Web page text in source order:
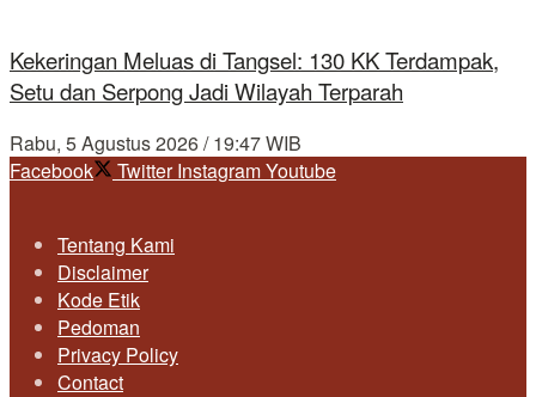
Kekeringan Meluas di Tangsel: 130 KK Terdampak,
Setu dan Serpong Jadi Wilayah Terparah
Rabu, 5 Agustus 2026 / 19:47 WIB
Facebook
Twitter InstagramYoutube
Tentang Kami
Disclaimer
Kode Etik
Pedoman
Privacy Policy
Contact